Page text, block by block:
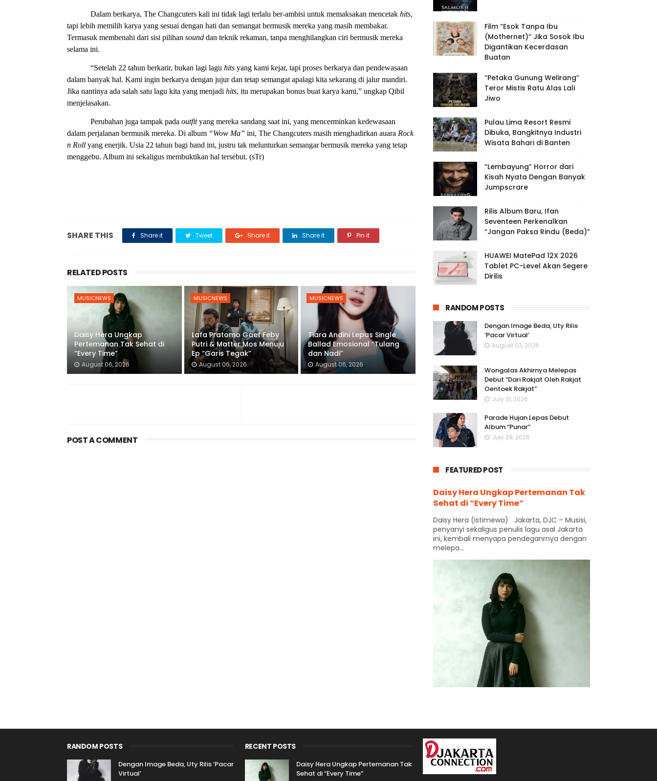
Dalam berkarya, The Changcuters kali ini tidak lagi terlalu ber-ambisi untuk memaksakan mencetak hits,
tapi lebih memilih karya yang sesuai dengan hati dan semangat bermusik mereka yang masih membakar.
Termasuk membenahi dari sisi pilihan sound dan teknik rekaman, tanpa menghilangkan ciri bermusik mereka
selama ini.
“Setelah 22 tahun berkarir, bukan lagi lagu hits yang kami kejar, tapi proses berkarya dan pendewasaan
dalam banyak hal. Kami ingin berkarya dengan jujur dan tetap semangat apalagi kita sekarang di jalur mandiri.
Jika nantinya ada salah satu lagu kita yang menjadi hits, itu merupakan bonus buat karya kami,” ungkap Qibil
menjelasakan.
Perubahan juga tampak pada outfityang mereka sandang saat ini, yang mencerminkan kedewasaan
dalam perjalanan bermusik mereka. Di album “Wow Ma” ini, The Changcuters masih menghadirkan auara Rock
n Roll yang enerjik. Usia 22 tahun bagi band ini, justru tak melunturkan semangar bermusik mereka yang tetap
menggebu. Album ini sekaligus membuktikan hal tersebut. (sTr)
SHARE THIS Share it Tweet Share it Share it Pin it
RELATED POSTS
MUSICNEWS
Daisy Hera Ungkap
Pertemanan Tak Sehat di
“Every Time”
August 06, 2026
MUSICNEWS
Lafa Pratomo Gaet Feby
Putri & Matter Mos Menuju
Ep “Garis Tegak”
August 06, 2026
MUSICNEWS
Tiara Andini Lepas Single
Ballad Emosional “Tulang
dan Nadi”
August 06, 2026
POST A COMMENT
Film “Esok Tanpa Ibu
(Mothernet)” Jika Sosok Ibu
Digantikan Kecerdasan
Buatan
“Petaka Gunung Welirang”
Teror Mistis Ratu Alas Lali
Jiwo
Pulau Lima Resort Resmi
Dibuka, Bangkitnya Industri
Wisata Bahari di Banten
“Lembayung” Horror dari
Kisah Nyata Dengan Banyak
Jumpscrare
Rilis Album Baru, Ifan
Seventeen Perkenalkan
“Jangan Paksa Rindu (Beda)”
HUAWEI MatePad 12X 2026
Tablet PC-Level Akan Segere
Dirilis
RANDOM POSTS
Dengan Image Beda, Uty Rilis
‘Pacar Virtual’
August 03, 2026
Wongalas Akhirnya Melepas
Debut “Dari Rakjat Oleh Rakjat
Oentoek Rakjat”
July 31, 2026
Parade Hujan Lepas Debut
Album “Punar”
July 29, 2026
FEATURED POST
Daisy Hera Ungkap Pertemanan Tak
Sehat di “Every Time”
Daisy Hera (istimewa) Jakarta, DJC – Musisi,
penyanyi sekaligus penulis lagu asal Jakarta
ini, kembali menyapa pendeganrnya dengan
melepa...
RANDOM POSTS
Dengan Image Beda, Uty Rilis ‘Pacar
Virtual’
RECENT POSTS
Daisy Hera Ungkap Pertemanan Tak
Sehat di “Every Time”